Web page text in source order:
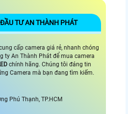
TƯ AN THÀNH PHÁT
cấp camera giá rẻ, nhanh chóng
ty An Thành Phát để mua camera
chính hãng. Chúng tôi đáng tin
Camera mà bạn đang tìm kiếm.
Phú Thạnh, TP.HCM